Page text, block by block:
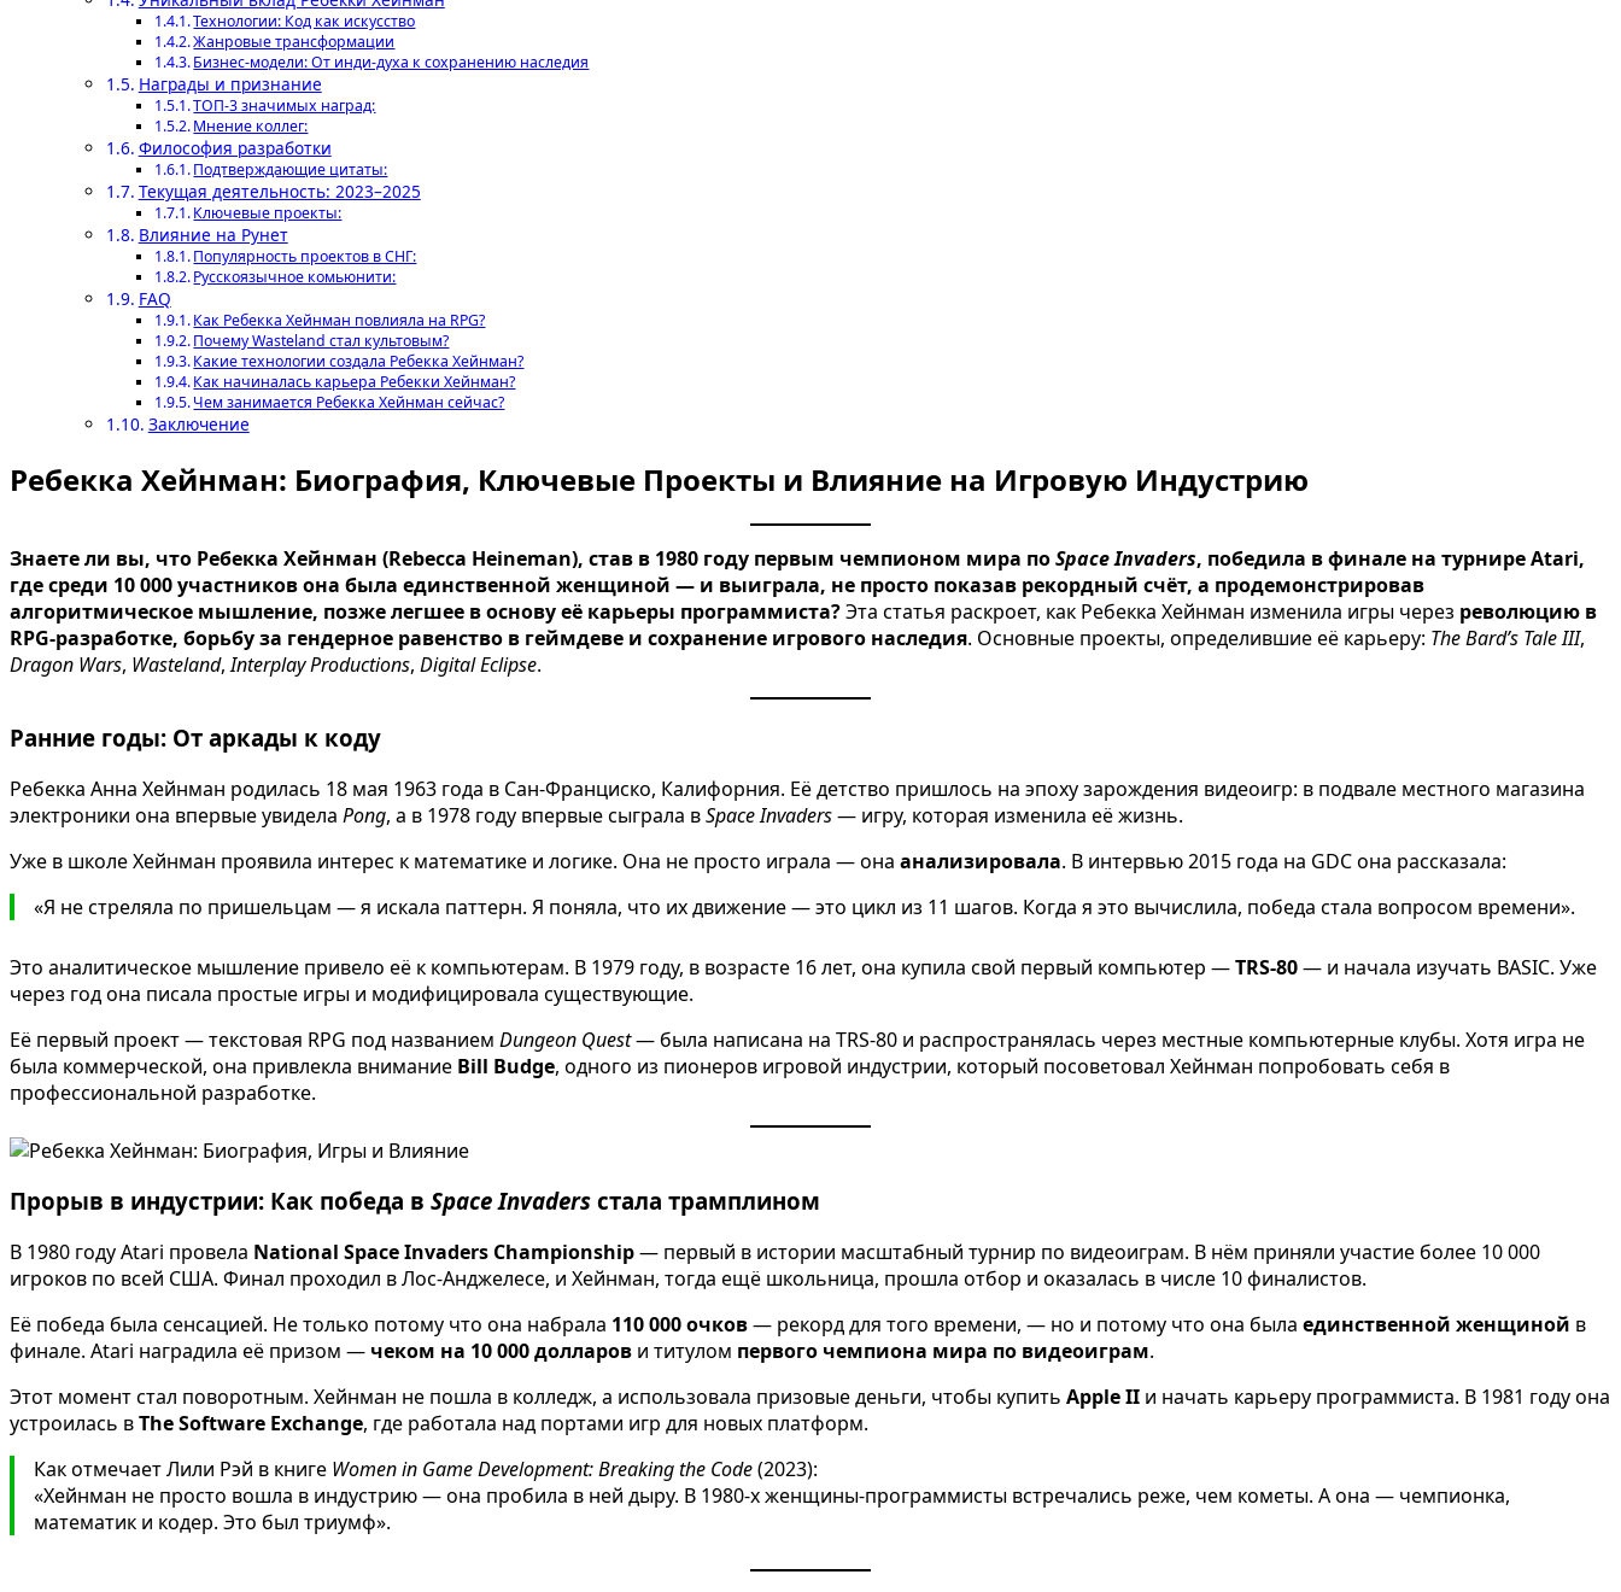
Технологии: Код как искусство
Жанровые трансформации
Бизнес-модели: От инди-духа к сохранению наследия
Награды и признание
ТОП-3 значимых наград:
Мнение коллег:
Философия разработки
Подтверждающие цитаты:
Текущая деятельность: 2023–2025
Ключевые проекты:
Влияние на Рунет
Популярность проектов в СНГ:
Русскоязычное комьюнити:
FAQ
Как Ребекка Хейнман повлияла на RPG?
Почему Wasteland стал культовым?
Какие технологии создала Ребекка Хейнман?
Как начиналась карьера Ребекки Хейнман?
Чем занимается Ребекка Хейнман сейчас?
Заключение
Ребекка Хейнман: Биография, Ключевые Проекты и Влияние на Игровую Индустрию
Знаете ли вы, что Ребекка Хейнман (Rebecca Heineman), став в 1980 году первым чемпионом мира поSpace Invaders, победила в финале на турнире Atari,
где среди 10 000 участников она была единственной женщиной — и выиграла, не просто показав рекордный счёт, а продемонстрировав
алгоритмическое мышление, позже легшее в основу её карьеры программиста?Эта статья раскроет, как Ребекка Хейнман изменила игры через революцию в
RPG-разработке, борьбу за гендерное равенство в геймдеве и сохранение игрового наследия. Основные проекты, определившие её карьеру: The Bard’s Tale III,
Dragon Wars, Wasteland,Interplay Productions, Digital Eclipse.
Ранние годы: От аркады к коду
Ребекка Анна Хейнман родилась 18 мая 1963 года в Сан-Франциско, Калифорния. Её детство пришлось на эпоху зарождения видеоигр: в подвале местного магазина
электроники она впервые увидела Pong, а в 1978 году впервые сыграла вSpace Invaders— игру, которая изменила её жизнь.
Уже в школе Хейнман проявила интерес к математике и логике. Она не просто играла — она анализировала. В интервью 2015 года на GDC она рассказала:
«Я не стреляла по пришельцам — я искала паттерн. Я поняла, что их движение — это цикл из 11 шагов. Когда я это вычислила, победа стала вопросом времени».
Это аналитическое мышление привело её к компьютерам. В 1979 году, в возрасте 16 лет, она купила свой первый компьютер —TRS-80— и начала изучать BASIC. Уже
через год она писала простые игры и модифицировала существующие.
Её первый проект — текстовая RPG под названием Dungeon Quest— была написана на TRS-80 и распространялась через местные компьютерные клубы. Хотя игра не
была коммерческой, она привлекла внимание Bill Budge, одного из пионеров игровой индустрии, который посоветовал Хейнман попробовать себя в
профессиональной разработке.
Прорыв в индустрии: Как победа в Space Invaders стала трамплином
В 1980 году Atari провела National Space Invaders Championship— первый в истории масштабный турнир по видеоиграм. В нём приняли участие более 10 000
игроков по всей США. Финал проходил в Лос-Анджелесе, и Хейнман, тогда ещё школьница, прошла отбор и оказалась в числе 10 финалистов.
Её победа была сенсацией. Не только потому что она набрала 110 000 очков— рекорд для того времени, — но и потому что она была единственной женщиной в
финале. Atari наградила её призом — чеком на 10 000 долларов и титулом первого чемпиона мира по видеоиграм.
Этот момент стал поворотным. Хейнман не пошла в колледж, а использовала призовые деньги, чтобы купить Apple II и начать карьеру программиста. В 1981 году она
устроилась вThe Software Exchange, где работала над портами игр для новых платформ.
Как отмечает Лили Рэй в книге Women in Game Development: Breaking the Code(2023):
«Хейнман не просто вошла в индустрию — она пробила в ней дыру. В 1980-х женщины-программисты встречались реже, чем кометы. А она — чемпионка,
математик и кодер. Это был триумф».